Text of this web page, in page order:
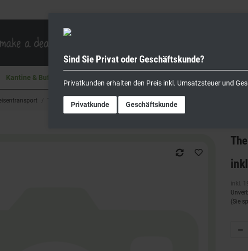
Kantine & Buffet
Thermo-Transportbehälter 12x GN 1/1 B-Ware
inkl.
(Sie
Sind Sie Privat oder Geschäftskunde?
Privatkunden erhalten den Preis inkl. Umsatzsteuer und
Privatkunde Geschäftskunde